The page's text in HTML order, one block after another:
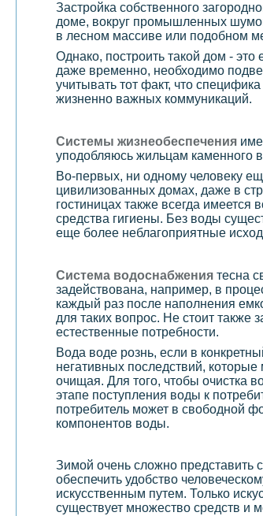
Застройка собственного
доме, вокруг промышленных
в лесном массиве или подобном
Однако, построить такой дом -
даже временно, необходимо
учитывать тот факт, что
жизненно важных коммуникаций.
Системы жизнеобеспечения
уподобляюсь жильцам каменного
Во-первых, ни одному человеку
цивилизованных домах, даже в
гостиницах также всегда
средства гигиены. Без воды
еще более неблагоприятные
Система водоснабжения тесна
задействована, например, в
каждый раз после наполнения
для таких вопрос. Не стоит также
естественные потребности.
Вода воде рознь, если в
негативных последствий,
очищая. Для того, чтобы очистка
этапе поступления воды к
потребитель может в свободной
компонентов воды.
Зимой очень сложно представить
обеспечить удобство
искусственным путем. Только
существует множество средств и